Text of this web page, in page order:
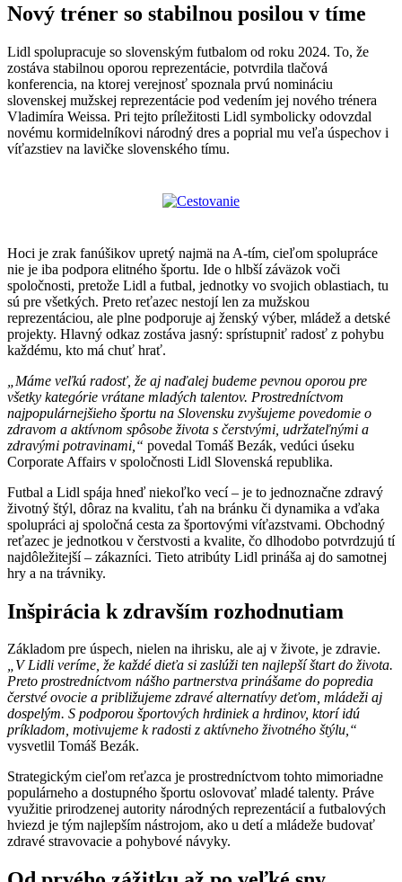
Nový tréner so stabilnou posilou v tíme
Lidl spolupracuje so slovenským futbalom od roku 2024. To, že
zostáva stabilnou oporou reprezentácie, potvrdila tlačová
konferencia, na ktorej verejnosť spoznala prvú nomináciu
slovenskej mužskej reprezentácie pod vedením jej nového trénera
Vladimíra Weissa. Pri tejto príležitosti Lidl symbolicky odovzdal
novému kormidelníkovi národný dres a poprial mu veľa úspechov i
víťazstiev na lavičke slovenského tímu.
Hoci je zrak fanúšikov upretý najmä na A-tím, cieľom spolupráce
nie je iba podpora elitného športu. Ide o hlbší záväzok voči
spoločnosti, pretože Lidl a futbal, jednotky vo svojich oblastiach, tu
sú pre všetkých. Preto reťazec nestojí len za mužskou
reprezentáciou, ale plne podporuje aj ženský výber, mládež a detské
projekty. Hlavný odkaz zostáva jasný: sprístupniť radosť z pohybu
každému, kto má chuť hrať.
„Máme veľkú radosť, že aj naďalej budeme pevnou oporou pre
všetky kategórie vrátane mladých talentov. Prostredníctvom
najpopulárnejšieho športu na Slovensku zvyšujeme povedomie o
zdravom a aktívnom spôsobe života s čerstvými, udržateľnými a
zdravými potravinami,“ povedal Tomáš Bezák, vedúci úseku
Corporate Affairs v spoločnosti Lidl Slovenská republika.
Futbal a Lidl spája hneď niekoľko vecí – je to jednoznačne zdravý
životný štýl, dôraz na kvalitu, ťah na bránku či dynamika a vďaka
spolupráci aj spoločná cesta za športovými víťazstvami. Obchodný
reťazec je jednotkou v čerstvosti a kvalite, čo dlhodobo potvrdzujú tí
najdôležitejší – zákazníci. Tieto atribúty Lidl prináša aj do samotnej
hry a na trávniky.
Inšpirácia k zdravším rozhodnutiam
Základom pre úspech, nielen na ihrisku, ale aj v živote, je zdravie.
„V Lidli veríme, že každé dieťa si zaslúži ten najlepší štart do života.
Preto prostredníctvom nášho partnerstva prinášame do popredia
čerstvé ovocie a približujeme zdravé alternatívy deťom, mládeži aj
dospelým. S podporou športových hrdiniek a hrdinov, ktorí idú
príkladom, motivujeme k radosti z aktívneho životného štýlu,“
vysvetlil Tomáš Bezák.
Strategickým cieľom reťazca je prostredníctvom tohto mimoriadne
populárneho a dostupného športu oslovovať mladé talenty. Práve
využitie prirodzenej autority národných reprezentácií a futbalových
hviezd je tým najlepším nástrojom, ako u detí a mládeže budovať
zdravé stravovacie a pohybové návyky.